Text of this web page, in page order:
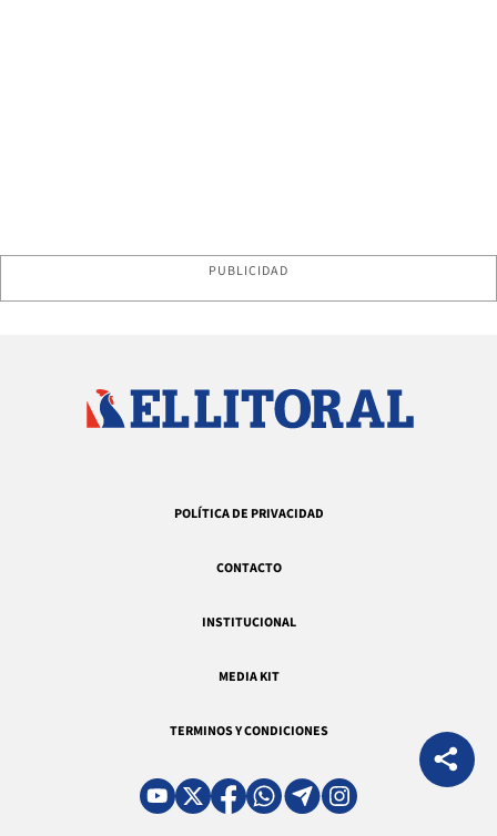
PUBLICIDAD
POLÍTICA DE PRIVACIDAD
CONTACTO
INSTITUCIONAL
MEDIA KIT
TERMINOS Y CONDICIONES